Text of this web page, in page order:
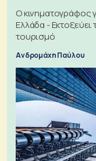
Ο κινηματογράφος
Ελλάδα - Εκτοξεύει
τουρισμό
Ανδρομάχη Παύλου